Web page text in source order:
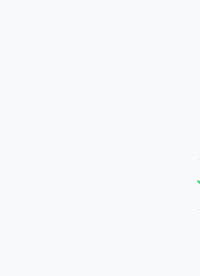
רוכשים בחנות שלנו או